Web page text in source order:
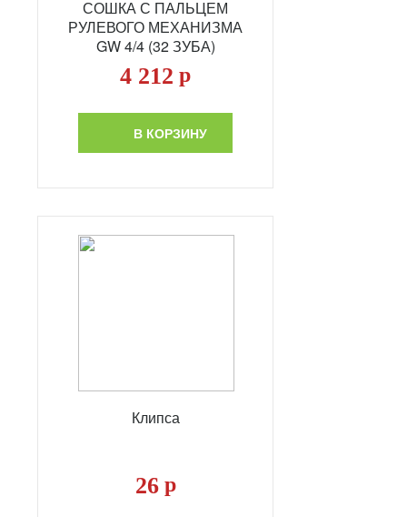
СОШКА С ПАЛЬЦЕМ
РУЛЕВОГО МЕХАНИЗМА
GW 4/4 (32 ЗУБА)
4 212 р
В КОРЗИНУ
Клипса
26р